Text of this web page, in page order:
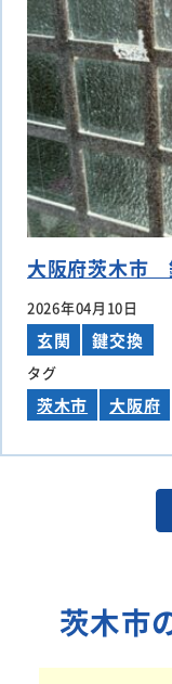
大阪府茨木市
2026年04月10日
玄関 鍵交換
タグ
茨木市 大阪府
茨木市